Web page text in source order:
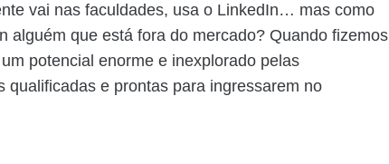
vai nas faculdades, usa o LinkedIn… mas como
alguém que está fora do mercado? Quando fizemos
potencial enorme e inexplorado pelas
qualificadas e prontas para ingressarem no